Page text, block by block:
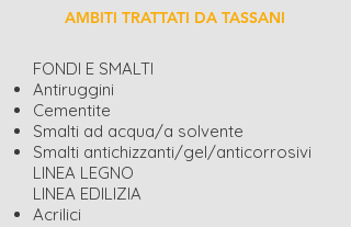
AMBITI TRATTATI DA TASSANI
FONDI E SMALTI
Antiruggini
Cementite
Smalti ad acqua/a solvente
Smalti antichizzanti/gel/anticorrosivi
LINEA LEGNO
LINEA EDILIZIA
Acrilici